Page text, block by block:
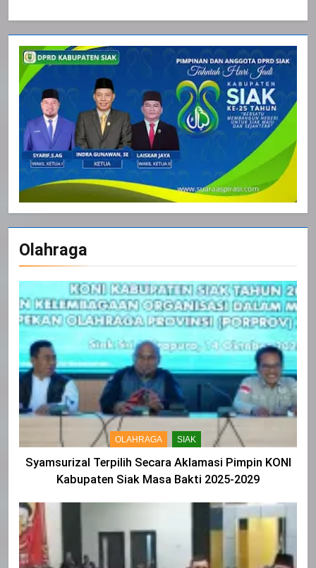
Olahraga
OLAHRAGA SIAK
Syamsurizal Terpilih Secara Aklamasi Pimpin KONI
Kabupaten Siak Masa Bakti 2025-2029